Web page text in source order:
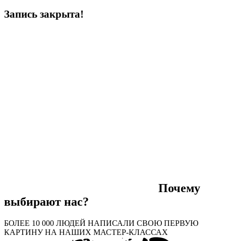
Запись закрыта!
Почему
выбирают нас?
БОЛЕЕ 10 000 ЛЮДЕЙ НАПИСАЛИ СВОЮ ПЕРВУЮ
КАРТИНУ НА НАШИХ МАСТЕР-КЛАССАХ